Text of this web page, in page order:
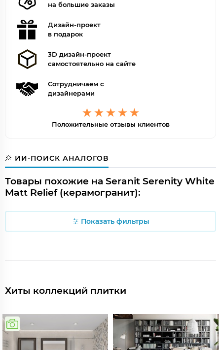
на большие заказы
Дизайн-проект
в подарок
3D дизайн-проект
самостоятельно на сайте
Сотрудничаем с
дизайнерами
Положительные отзывы клиентов
ИИ-ПОИСК АНАЛОГОВ
Товары похожие на Seranit Serenity White
Matt Relief (керамогранит):
Показать фильтры
Хиты коллекций плитки